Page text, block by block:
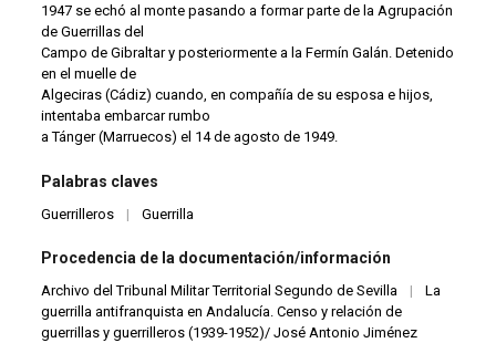
1947 se echó al monte pasando a formar parte de la Agrupación
de Guerrillas del
Campo de Gibraltar y posteriormente a la Fermín Galán. Detenido
en el muelle de
Algeciras (Cádiz) cuando, en compañía de su esposa e hijos,
intentaba embarcar rumbo
a Tánger (Marruecos) el 14 de agosto de 1949.
Palabras claves
Guerrilleros | Guerrilla
Procedencia de la documentación/información
Archivo del Tribunal Militar Territorial Segundo de Sevilla |
La
guerrilla antifranquista en Andalucía. Censo y relación de
guerrillas y guerrilleros (1939-1952)/ José Antonio Jiménez